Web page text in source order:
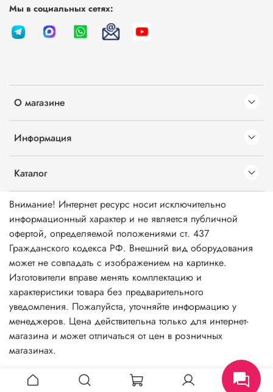
О магазине
Информация
Каталог
Мы в социальных сетях:
Внимание! Интернет ресурс носит исключительно
информационный характер и не является публичной
офертой, определяемой положениями ст. 437
Гражданского кодекса РФ. Внешний вид оборудования
может не совпадать с изображением на картинке.
Изготовители вправе менять комплектацию и
характеристики товара без предварительного
уведомления. Пожалуйста, уточняйте информацию у
менеджеров. Цена действительна только для интернет-
магазина и может отличаться от цен в розничных
магазинах.